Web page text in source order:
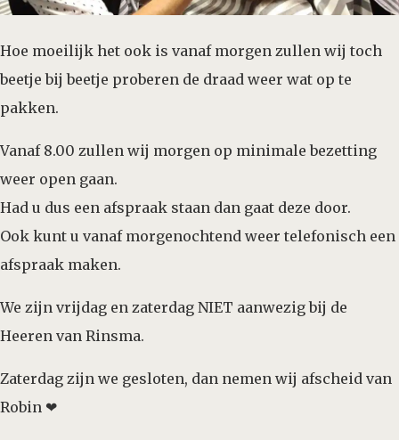
Hoe moeilijk het ook is vanaf morgen zullen wij toch
beetje bij beetje proberen de draad weer wat op te
pakken.
Vanaf 8.00 zullen wij morgen op minimale bezetting
weer open gaan.
Had u dus een afspraak staan dan gaat deze door.
Ook kunt u vanaf morgenochtend weer telefonisch een
afspraak maken.
We zijn vrijdag en zaterdag NIET aanwezig bij de
Heeren van Rinsma.
Zaterdag zijn we gesloten, dan nemen wij afscheid van
Robin ❤